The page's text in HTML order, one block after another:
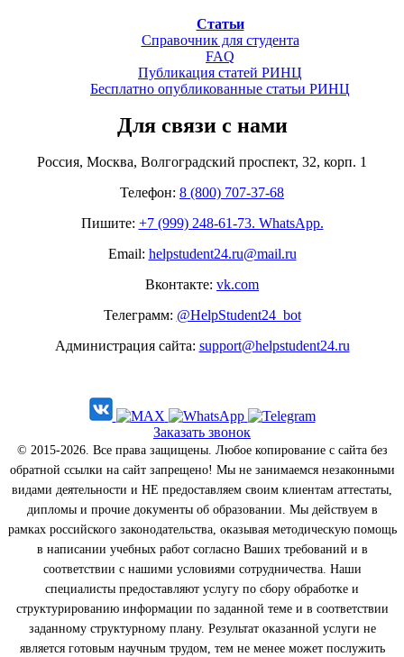
Статьи
Справочник для студента
FAQ
Публикация статей РИНЦ
Бесплатно опубликованные статьи РИНЦ
Для связи с нами
Россия, Москва, Волгоградский проспект, 32, корп. 1
Телефон: 8 (800) 707-37-68
Пишите: +7 (999) 248-61-73. WhatsApp.
Email: helpstudent24.ru@mail.ru
Вконтакте: vk.com
Телеграмм: @HelpStudent24_bot
Администрация сайта: support@helpstudent24.ru
Заказать звонок
© 2015-2026. Все права защищены. Любое копирование с сайта без
обратной ссылки на сайт запрещено! Мы не занимаемся незаконными
видами деятельности и НЕ предоставляем своим клиентам аттестаты,
дипломы и прочие документы об образовании. Мы действуем в
рамках российского законодательства, оказывая методическую помощь
в написании учебных работ согласно Ваших требований и в
соответствии с нашими условиями сотрудничества. Наши
специалисты предоставляют услугу по сбору обработке и
структурированию информации по заданной теме и в соответствии
заданному структурному плану. Результат оказанной услуги не
является готовым научным трудом, тем не менее может послужить